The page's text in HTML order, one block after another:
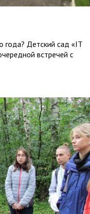
года? Детский сад «IT
встречей с